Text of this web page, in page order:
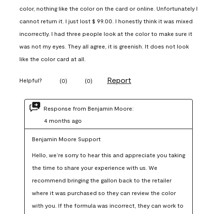
color, nothing like the color on the card or online. Unfortunately I
cannot return it. I just lost $ 99.00. I honestly think it was mixed
incorrectly. I had three people look at the color to make sure it
was not my eyes. They all agree, it is greenish. It does not look
like the color card at all.
Helpful? (0) (0) Report
Response from Benjamin Moore:
4 months ago
Benjamin Moore Support
Hello, we’re sorry to hear this and appreciate you taking
the time to share your experience with us. We
recommend bringing the gallon back to the retailer
where it was purchased so they can review the color
with you. If the formula was incorrect, they can work to